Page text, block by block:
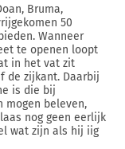
Bruma,
50
Wanneer
te openen loopt
in het vat zit
de zijkant. Daarbij
is die bij
mogen beleven,
nog geen eerlijk
wat zijn als hij iig